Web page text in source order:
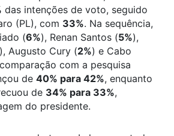
das intenções de voto, seguido
(PL), com 33%. Na sequência,
(6%), Renan Santos (5%),
), Augusto Cury (2%) e Cabo
com a pesquisa
de 40% para 42%, enquanto
de 34% para 33%,
do presidente.